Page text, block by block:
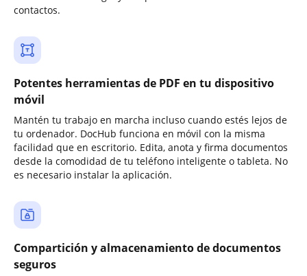
contactos.
Potentes herramientas de PDF en tu dispositivo
móvil
Mantén tu trabajo en marcha incluso cuando estés lejos de
tu ordenador. DocHub funciona en móvil con la misma
facilidad que en escritorio. Edita, anota y firma documentos
desde la comodidad de tu teléfono inteligente o tableta. No
es necesario instalar la aplicación.
Compartición y almacenamiento de documentos
seguros